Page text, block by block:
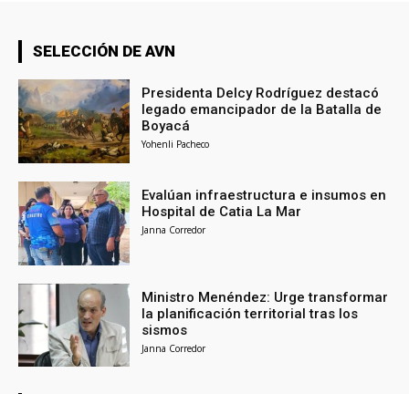
SELECCIÓN DE AVN
Presidenta Delcy Rodríguez destacó
legado emancipador de la Batalla de
Boyacá
Yohenli Pacheco
Evalúan infraestructura e insumos en
Hospital de Catia La Mar
Janna Corredor
Ministro Menéndez: Urge transformar
la planificación territorial tras los
sismos
Janna Corredor